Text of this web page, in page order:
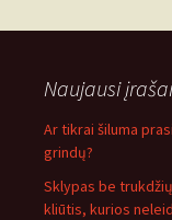
Naujausi įrašai
Ar tikrai šiluma
grindų?
Sklypas be
kliūtis, kurios